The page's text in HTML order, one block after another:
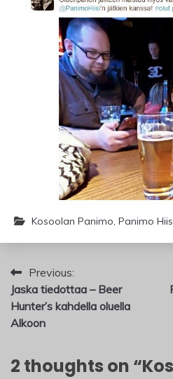
Kosoolan Panimo, Panimo
Artikkelien
selaus
Previous:
Jaska tiedottaa – Beer
Hunter’s kahdella oluella
Alkoon
2 thoughts on “